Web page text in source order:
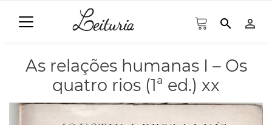
search person_outline
As relações humanas I – Os
quatro rios (1ª ed.) xx